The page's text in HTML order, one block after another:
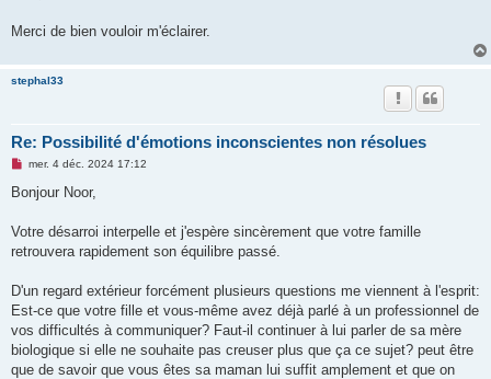
Merci de bien vouloir m'éclairer.
stephal33
Re: Possibilité d'émotions inconscientes non résolues
M
s
g
n
l
u
mer. 4 déc. 2024 17:12
Bonjour Noor,
Votre désarroi interpelle et j'espère sincèrement que votre famille
retrouvera rapidement son équilibre passé.
D'un regard extérieur forcément plusieurs questions me viennent à l'esprit:
Est-ce que votre fille et vous-même avez déjà parlé à un professionnel de
vos difficultés à communiquer? Faut-il continuer à lui parler de sa mère
biologique si elle ne souhaite pas creuser plus que ça ce sujet? peut être
que de savoir que vous êtes sa maman lui suffit amplement et que on